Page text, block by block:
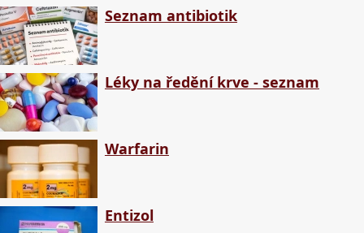
Seznam antibiotik
Léky na ředění krve - seznam
Warfarin
Entizol